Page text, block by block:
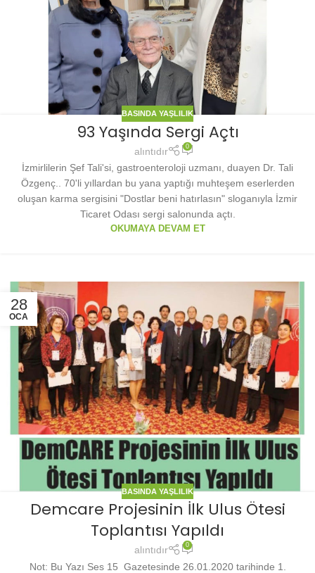
BASINDA YAŞLILIK
93 Yaşında Sergi Açtı
alıntıdır 0
İzmirlilerin Şef Tali'si, gastroenteroloji uzmanı, duayen Dr. Tali
Özgenç.. 70'li yıllardan bu yana yaptığı muhteşem eserlerden
oluşan karma sergisini "Dostlar beni hatırlasın" sloganıyla İzmir
Ticaret Odası sergi salonunda açtı.
OKUMAYA DEVAM ET
28
OCA
BASINDA YAŞLILIK
Demcare Projesinin İlk Ulus Ötesi
Toplantısı Yapıldı
alıntıdır 0
Not: Bu Yazı Ses 15 Gazetesinde 26.01.2020 tarihinde 1.